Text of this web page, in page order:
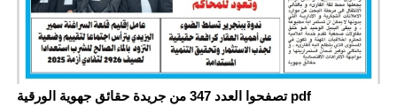
تصفحوا العدد 347 من جريدة حقائق جهوية الورقية pdf